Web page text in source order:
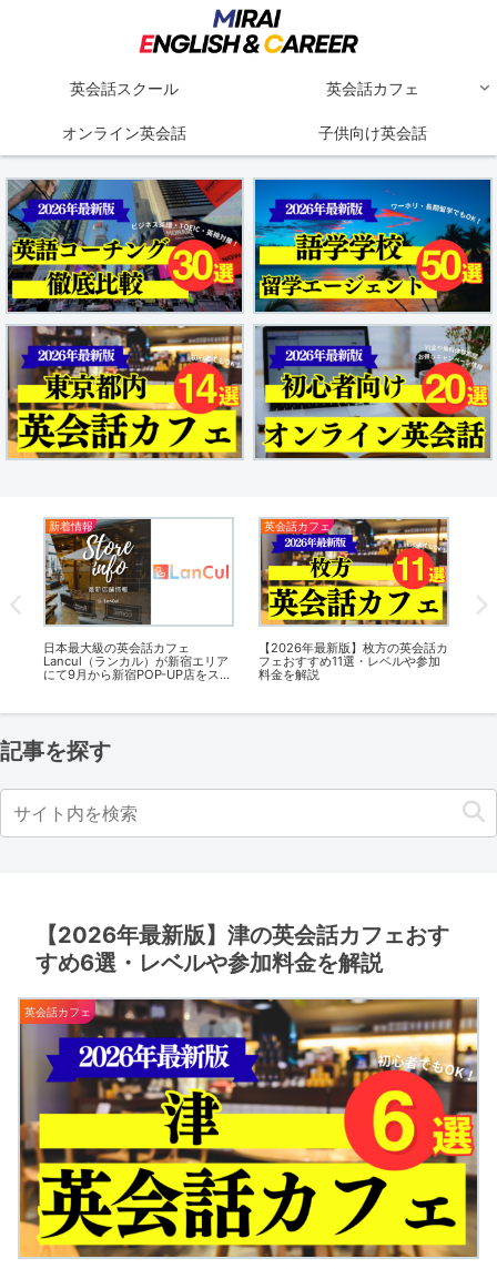
英会話スクール 英会話カフェ
オンライン英会話 子供向け英会話
新着情報
日本最大級の英会話カフェ
Lancul（ランカル）が新宿エリア
にて9月から新宿POP-UP店をスタ
英会話カフェ
【2026年最新版】枚方の英会話カ
フェおすすめ11選・レベルや参加
料金を解説
記事を探す
【2026年最新版】津の英会話カフェおす
すめ6選・レベルや参加料金を解説
英会話カフェ